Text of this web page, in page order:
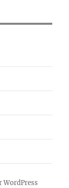
WordPress